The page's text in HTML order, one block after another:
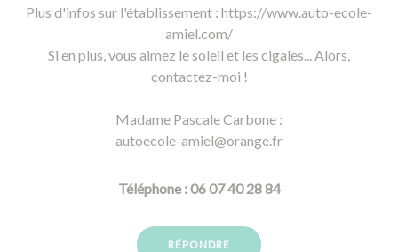
Plus d'infos sur l'établissement : https://www.auto-ecole-
amiel.com/
Si en plus, vous aimez le soleil et les cigales... Alors,
contactez-moi !
Madame Pascale Carbone :
autoecole-amiel@orange.fr
Téléphone : 06 07 40 28 84
RÉPONDRE